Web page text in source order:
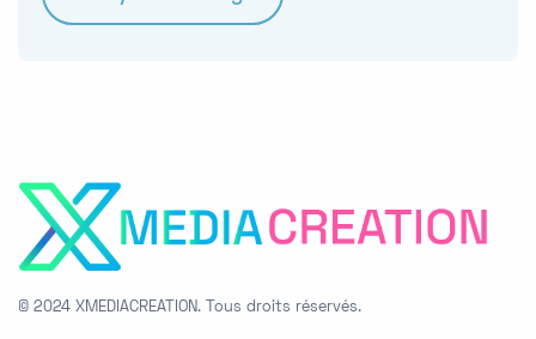
© 2024 XMEDIACREATION. Tous droits réservés.